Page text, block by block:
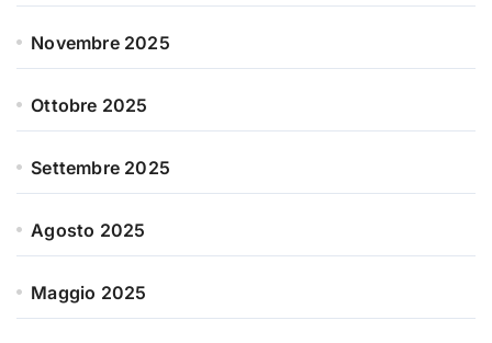
Novembre 2025
Ottobre 2025
Settembre 2025
Agosto 2025
Maggio 2025